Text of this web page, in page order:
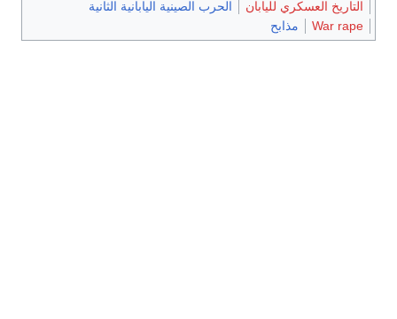
التاريخ العسكري لليابان
الحرب الصينية اليابانية الثانية
War rape
مذابح